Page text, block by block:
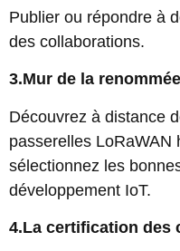
Publier ou répondre à
des collaborations.
3.Mur de la
Découvrez à distance
passerelles LoRaWAN
sélectionnez les
développement IoT.
4.La certification des